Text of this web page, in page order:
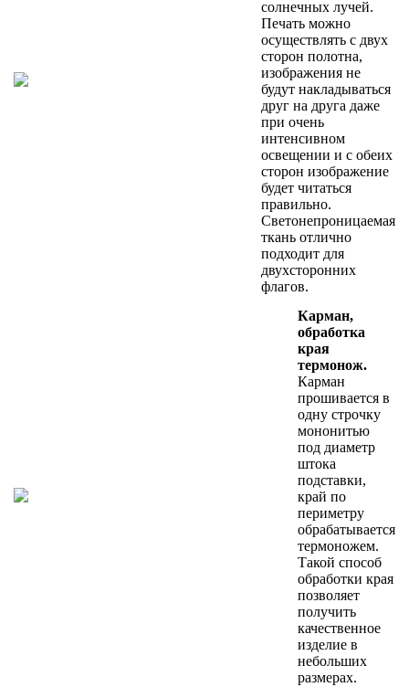
солнечных лучей.
Печать можно
осуществлять с двух
сторон полотна,
изображения не
будут накладываться
друг на друга даже
при очень
интенсивном
освещении и с обеих
сторон изображение
будет читаться
правильно.
Светонепроницаемая
ткань отлично
подходит для
двухсторонних
флагов.
Карман,
обработка
края
термонож.
Карман
прошивается в
одну строчку
мононитью
под диаметр
штока
подставки,
край по
периметру
обрабатывается
термоножем.
Такой способ
обработки края
позволяет
получить
качественное
изделие в
небольших
размерах.